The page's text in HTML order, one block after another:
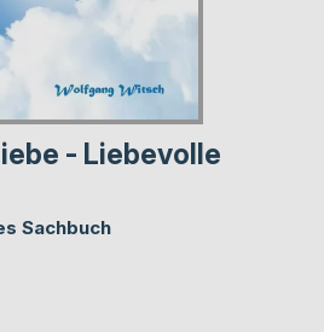
- Liebevolle
Sachbuch